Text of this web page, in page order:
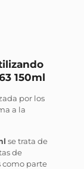
150ml
por los
a la
se trata de
de
como parte